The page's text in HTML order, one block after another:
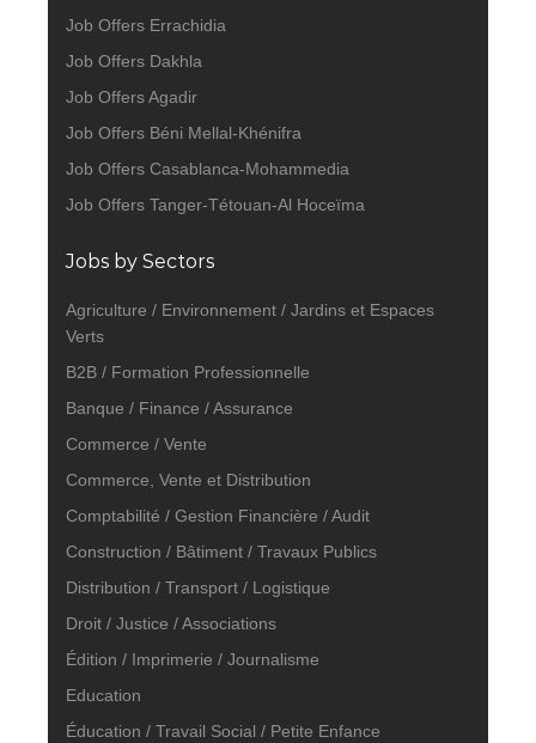
Job Offers Errachidia
Job Offers Dakhla
Job Offers Agadir
Job Offers Béni Mellal-Khénifra
Job Offers Casablanca-Mohammedia
Job Offers Tanger-Tétouan-Al Hoceïma
Jobs by Sectors
Agriculture / Environnement / Jardins et Espaces
Verts
B2B / Formation Professionnelle
Banque / Finance / Assurance
Commerce / Vente
Commerce, Vente et Distribution
Comptabilité / Gestion Financière / Audit
Construction / Bâtiment / Travaux Publics
Distribution / Transport / Logistique
Droit / Justice / Associations
Édition / Imprimerie / Journalisme
Education
Éducation / Travail Social / Petite Enfance